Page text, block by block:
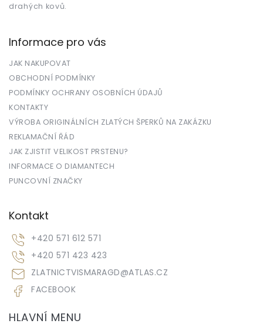
drahých kovů.
Informace pro vás
JAK NAKUPOVAT
OBCHODNÍ PODMÍNKY
PODMÍNKY OCHRANY OSOBNÍCH ÚDAJŮ
KONTAKTY
VÝROBA ORIGINÁLNÍCH ZLATÝCH ŠPERKŮ NA ZAKÁZKU
REKLAMAČNÍ ŘÁD
JAK ZJISTIT VELIKOST PRSTENU?
INFORMACE O DIAMANTECH
PUNCOVNÍ ZNAČKY
Kontakt
ZLATNICTVISMARAGD@ATLAS.CZ
+420 571 612 571
+420 571 423 423
FACEBOOK
HLAVNÍ MENU